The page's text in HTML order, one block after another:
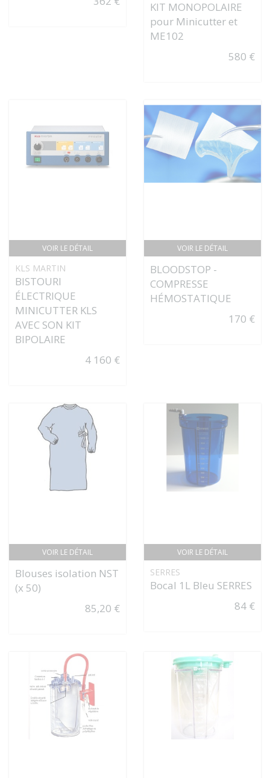
KIT MONOPOLAIRE
pour Minicutter et
ME102
580 €
VOIR LE DÉTAIL
KLS MARTIN
BISTOURI
ÉLECTRIQUE
MINICUTTER KLS
AVEC SON KIT
BIPOLAIRE
4 160 €
VOIR LE DÉTAIL
BLOODSTOP -
COMPRESSE
HÉMOSTATIQUE
170 €
VOIR LE DÉTAIL
Blouses isolation NST
(x 50)
85,20 €
VOIR LE DÉTAIL
SERRES
Bocal 1L Bleu SERRES
84 €